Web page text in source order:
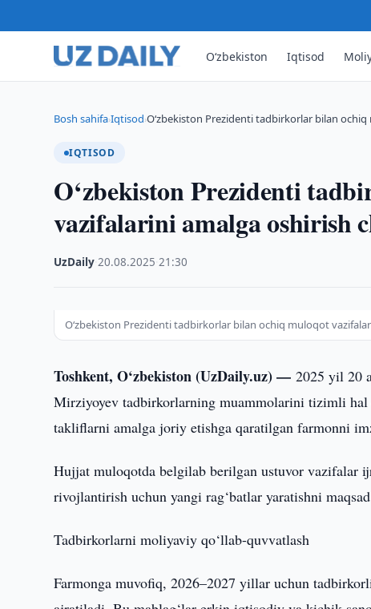
O‘zbekiston Iqtisod
Bosh sahifa›Iqtisod›O‘zbekiston Prezidenti tadbirkorlar bilan
IQTISOD
O‘zbekiston Prezidenti
vazifalarini amalga oshirish
UzDaily ·20.08.2025 ·21:30
O‘zbekiston Prezidenti tadbirkorlar bilan ochiq muloqot
Toshkent, O‘zbekiston (UzDaily.uz) —2025 yil 20
Mirziyoyev tadbirkorlarning muammolarini tizimli
takliflarni amalga joriy etishga qaratilgan farmonni
Hujjat muloqotda belgilab berilgan ustuvor vazifalar
rivojlantirish uchun yangi rag‘batlar yaratishni
Tadbirkorlarni moliyaviy qo‘llab-quvvatlash
Farmonga muvofiq, 2026–2027 yillar uchun